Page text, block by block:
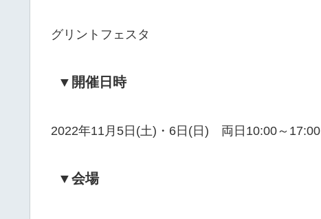
グリントフェスタ
▼開催日時
2022年11月5日(土)・6日(日) 両日10:00～17:00
▼会場